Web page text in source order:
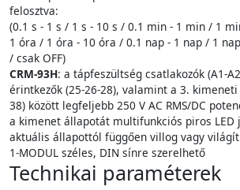
felosztva:
(0.1 s - 1 s / 1 s - 10 s / 0.1 min - 1 min / 1
1 óra / 1 óra - 10 óra / 0.1 nap - 1 nap / 1
/ csak OFF)
CRM-93H: a tápfeszültség csatlakozók (A1-
érintkezők (25-26-28), valamint a 3.
38) között legfeljebb 250 V AC RMS/DC
a kimenet állapotát multifunkciós piros LED
aktuális állapottól függően villog vagy
1-MODUL széles, DIN sínre szerelhető
Technikai paraméterek